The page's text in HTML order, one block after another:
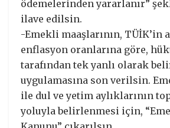
ödemelerinden yararlanır”
ilave edilsin.
-Emekli maaşlarının, TÜİK’in
enflasyon oranlarına göre,
tarafından tek yanlı olarak
uygulamasına son verilsin.
ile dul ve yetim aylıklarının
yoluyla belirlenmesi için,